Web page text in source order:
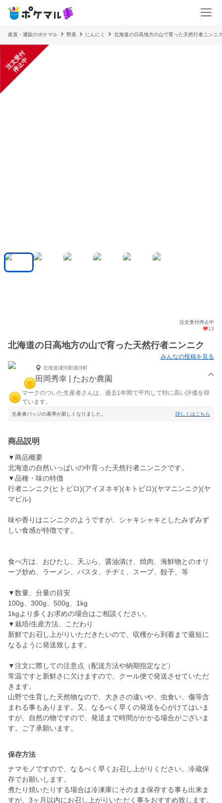
産直・通販のポケマル 野菜 にんにく 北海道の日高地方の山で育った天然行者ニンニ
注
文
受
付
停
止
中
注文受付停止中
13
北海道の日高地方の山で育った天然行者ニンニク
みんなの投稿を見る
北海道浦河郡浦河町
田岡秀幸 | たおか農園
マークのついた生産者さんは、過去1年間で平均して特に高い評価を得
ています。
生産者バッジの基準が新しくなりました。 詳しくはこちら
商品説明
▼商品概要
北海道の自然いっぱいの中育った天然行者ニンニクです。
▼品種・味の特徴
行者ニンニク(ヒトビロ)(アイヌネギ)(キトビロ)(ヤマニンニク)(ヤ
マビル)
味や香りはニンニクのようですが、シャキシャキとしたみずみず
しい食感が特徴です。
食べ方は、おひたし、天ぷら、醤油漬け、焼肉、海鮮物とのオリ
ーブ炒め、ラーメン、パスタ、チヂミ、スープ、餃子、等
▼数量、分量の目安
100g、300g、500g、1kg
1kgより多くお求めの場合はご相談ください。
▼栽培/生産方法、こだわり
新鮮でお召し上がりいただきたいので、収穫から到着まで最短に
なるように発送致します。
▼注文に際しての注意点（配送方法や納期指定など）
常温ですと新鮮さに欠けますので、クール便で発送させていただ
きます。
山野で生育した天然物なので、大きさの違いや、虫食い、傷等含
まれる事もあります。又、なるべく早くの発送を心がけてはいま
すが、自然の物ですので、発送まで時間がかかる場合がございま
す。ご了承願います。
保存方法
ナマモノですので、なるべく早くお召し上がりください。冷蔵保
存でお願いします。
煮たり焼いたりする場合は冷凍庫にそのまま保存する事も出来ま
すが、3ヶ月以内にお召し上がりいただく事をおすすめ致します。